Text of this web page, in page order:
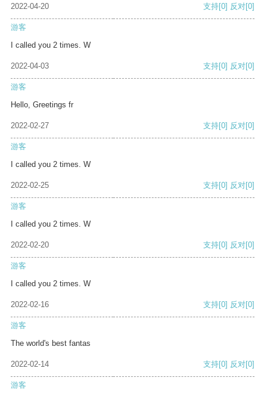
2022-04-20 支持[0] 反对[0]
游客
I called you 2 times. W
2022-04-03 支持[0] 反对[0]
游客
Hello, Greetings fr
2022-02-27 支持[0] 反对[0]
游客
I called you 2 times. W
2022-02-25 支持[0] 反对[0]
游客
I called you 2 times. W
2022-02-20 支持[0] 反对[0]
游客
I called you 2 times. W
2022-02-16 支持[0] 反对[0]
游客
The world's best fantas
2022-02-14 支持[0] 反对[0]
游客